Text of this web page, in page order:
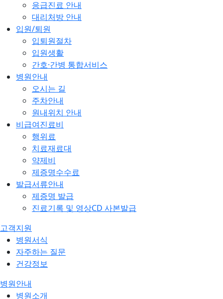
응급진료 안내
대리처방 안내
입원/퇴원
입퇴원절차
입원생활
간호·간병 통합서비스
병원안내
오시는 길
주차안내
원내위치 안내
비급여진료비
행위료
치료재료대
약제비
제증명수수료
발급서류안내
제증명 발급
진료기록 및 영상CD 사본발급
고객지원
병원서식
자주하는 질문
건강정보
병원안내
병원소개